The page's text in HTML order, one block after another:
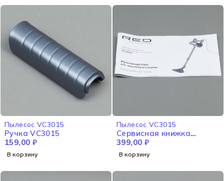
Пылесос VC3015
Ручка VC3015
159,00 ₽
В корзину
Пылесос VC3015
Сервисная книжка
VC3015
399,00 ₽
В корзину